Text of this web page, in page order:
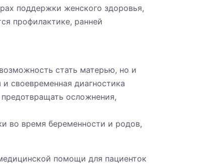
поддержки женского здоровья,
профилактике, ранней
стать матерью, но и
своевременная диагностика
осложнения,
во время беременности и родов,
помощи для пациенток